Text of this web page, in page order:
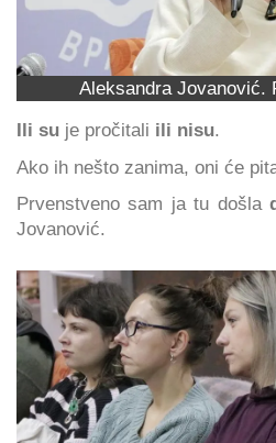
Aleksandra Jovanović.
Ili su je pročitali ili nisu.
Ako ih nešto zanima, oni će
Prvenstveno sam ja tu došla
Jovanović.